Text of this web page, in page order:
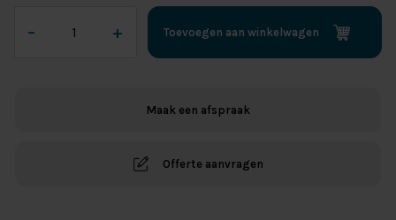
–
Hugo
+ Toevoegen aan winkelwagen
Maak een afspraak
Offerte aanvragen